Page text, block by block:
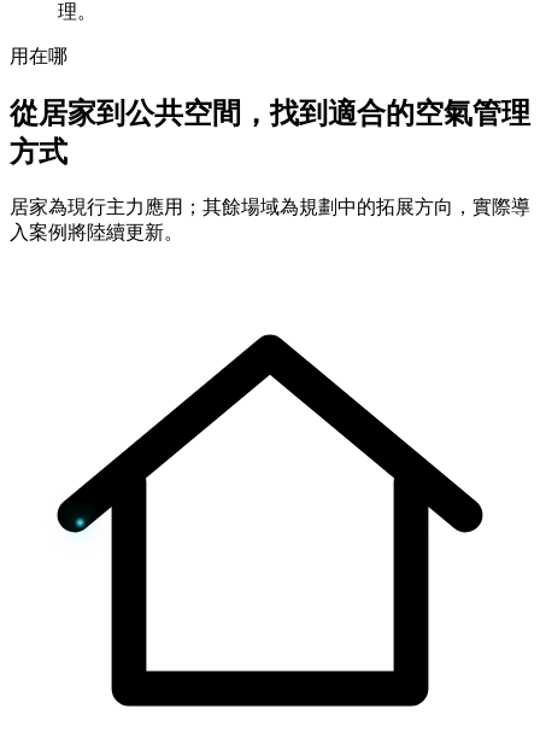
理。
用在哪
從居家到公共空間，找到適合的空氣管理
方式
居家為現行主力應用；其餘場域為規劃中的拓展方向，實際導
入案例將陸續更新。